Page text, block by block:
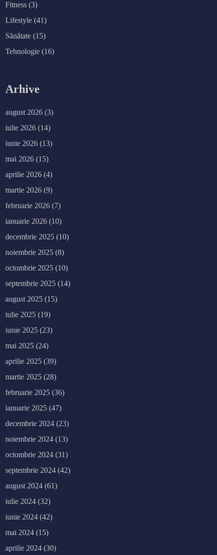
Fitness (3)
Lifestyle (41)
Sănătate (15)
Tehnologie (16)
Arhive
august 2026 (3)
iulie 2026 (14)
iunie 2026 (13)
mai 2026 (15)
aprilie 2026 (4)
martie 2026 (9)
februarie 2026 (7)
ianuarie 2026 (10)
decembrie 2025 (10)
noiembrie 2025 (8)
octombrie 2025 (10)
septembrie 2025 (14)
august 2025 (15)
iulie 2025 (19)
iunie 2025 (23)
mai 2025 (24)
aprilie 2025 (39)
martie 2025 (28)
februarie 2025 (36)
ianuarie 2025 (47)
decembrie 2024 (23)
noiembrie 2024 (13)
octombrie 2024 (31)
septembrie 2024 (42)
august 2024 (61)
iulie 2024 (32)
iunie 2024 (42)
mai 2024 (15)
aprilie 2024 (30)